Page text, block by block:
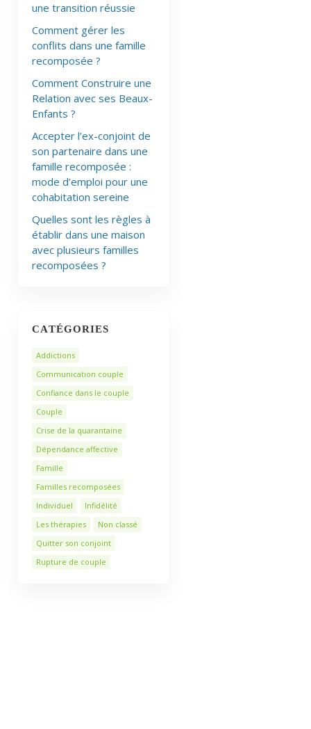
une transition réussie
Comment gérer les
conflits dans une famille
recomposée ?
Comment Construire une
Relation avec ses Beaux-
Enfants ?
Accepter l’ex-conjoint de
son partenaire dans une
famille recomposée :
mode d’emploi pour une
cohabitation sereine
Quelles sont les règles à
établir dans une maison
avec plusieurs familles
recomposées ?
CATÉGORIES
Addictions
Communication couple
Confiance dans le couple
Couple
Crise de la quarantaine
Dépendance affective
Famille
Familles recomposées
Individuel
Infidélité
Les thérapies
Non classé
Quitter son conjoint
Rupture de couple